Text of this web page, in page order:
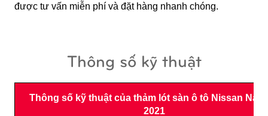
được tư vấn miễn phí và đặt hàng nhanh chóng.
Thông số kỹ thuật
Thông số kỹ thuật của thảm lót sàn ô tô Nissan
2021